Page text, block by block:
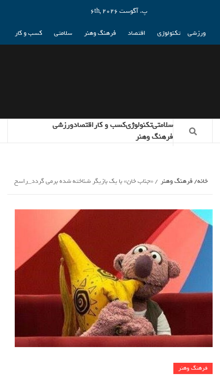
پ. آگوست 6th, 2026
ورزشی تکنولوژی اقتصاد فرهنگ وهنر سلامتی کسب و کار
سلامتیتکنولوژیکسب و کاراقتصادورزشی
فرهنگ وهنر
خانه فرهنگ وهنر «جناب خان» با یک بازیگر شناخته شده برمی گردد_راسخ
فرهنگ وهنر